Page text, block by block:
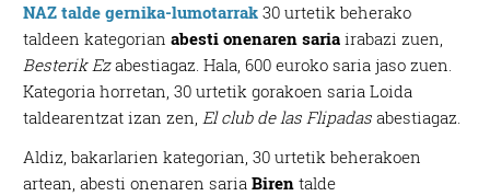
NAZ talde gernika-lumotarrak 30 urtetik beherako
taldeen kategorian abesti onenaren saria irabazi zuen,
Besterik Ezabestiagaz. Hala, 600 euroko saria jaso zuen.
Kategoria horretan, 30 urtetik gorakoen saria Loida
taldearentzat izan zen,El club de las Flipadas abestiagaz.
Aldiz, bakarlarien kategorian, 30 urtetik beherakoen
artean, abesti onenaren sariaBiren talde